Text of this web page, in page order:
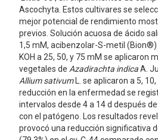
Ascochyta. Estos cultivares se
mejor potencial de rendimiento
previos. Solución acuosa de ácido
1,5 mM, acibenzolar-S-metil (Bion®)
KOH a 25, 50, y 75 mM se aplicaron
vegetales de Azadirachta indicaA.
Allium sativumL. se aplicaron a 5, 10,
reducción en la enfermedad se
intervalos desde 4 a 14 d después
con el patógeno. Los resultados
provocó una reducción significativa